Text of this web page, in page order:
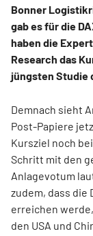
Bonner
gab es für die
haben die
Research das
jüngsten Studie
Demnach sieht
Post-Papiere
Kursziel noch
Schritt mit den
Anlagevotum
zudem, dass
erreichen
den USA und